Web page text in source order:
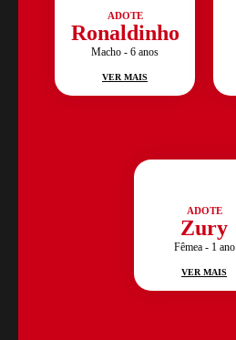
ADOTE
Ronaldinho
Macho - 6 anos
VER MAIS
ADOTE
Zury
Fêmea - 1 ano
VER MAIS